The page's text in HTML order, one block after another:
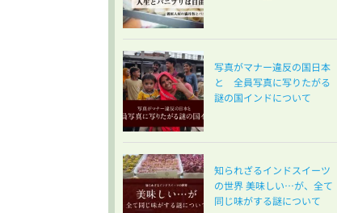
写真がマナー違反の国日本
と 全員写真に写りたがる
謎の国インドについて
知られざるインドスイーツ
の世界 美味しい…が、全て
同じ味がする謎について